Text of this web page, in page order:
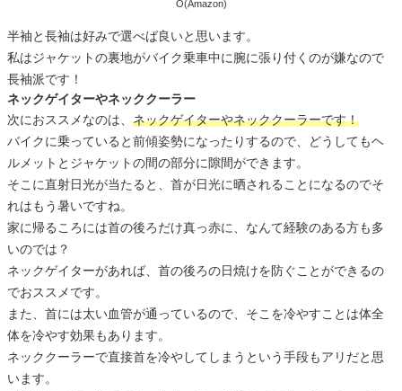
O(Amazon)
半袖と長袖は好みで選べば良いと思います。
私はジャケットの裏地がバイク乗車中に腕に張り付くのが嫌なので
長袖派です！
ネックゲイターやネッククーラー
次におススメなのは、 ネックゲイターやネッククーラーです！
バイクに乗っていると前傾姿勢になったりするので、どうしてもヘ
ルメットとジャケットの間の部分に隙間ができます。
そこに直射日光が当たると、首が日光に晒されることになるのでそ
れはもう暑いですね。
家に帰るころには首の後ろだけ真っ赤に、なんて経験のある方も多
いのでは？
ネックゲイターがあれば、首の後ろの日焼けを防ぐことができるの
でおススメです。
また、首には太い血管が通っているので、そこを冷やすことは体全
体を冷やす効果もあります。
ネッククーラーで直接首を冷やしてしまうという手段もアリだと思
います。